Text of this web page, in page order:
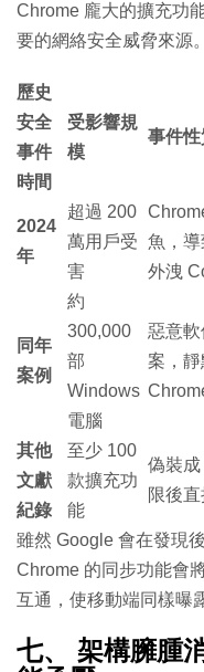
Chrome 龐大的擴充功
要的網絡安全威脅來源。
歷史
安全
事件
時間
受影響規
模
事件
2024
年
超過 200
萬用戶受
害
魚，導
外洩
同年
案例
約
300,000
部
Windows
電腦
惡意
案，
其他
文獻
紀錄
至少 100
款擴充功
能
偽裝
限後
雖然 Google 會在發現
Chrome 的同步功能會
互通，使移動端同樣曝
七、 架構臃腫